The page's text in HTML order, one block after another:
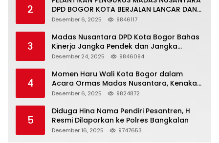
2
DPD BOGOR KOTA BERJALAN LANCAR DAN
KHIDMAT
Desember 6, 2025 9846117
3
Madas Nusantara DPD Kota Bogor Bahas
Kinerja Jangka Pendek dan Jangka
Panjang
Desember 24, 2025 9846094
4
Momen Haru Wali Kota Bogor dalam
Acara Ormas Madas Nusantara, Kenakan
Peci Hitam Tinggi sebagai Simbol
Desember 6, 2025 9824872
5
Diduga Hina Nama Pendiri Pesantren, H
Resmi Dilaporkan ke Polres Bangkalan
Desember 16, 2025 9747653